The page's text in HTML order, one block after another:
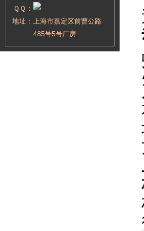
ＱＱ：
地址：
上海市嘉定区前曹公路
485号5号厂房